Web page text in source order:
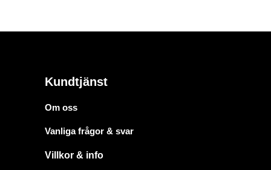
Kundtjänst
Om oss
Vanliga frågor & svar
Villkor & info